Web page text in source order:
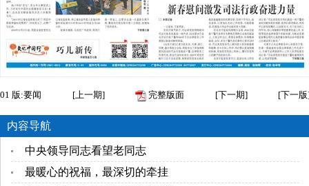
01 版:要闻 [上一期] 完整版面 [下一期] [下一版
内容导航
中央领导同志看望老同志
最暖心的祝福，最深切的牵挂